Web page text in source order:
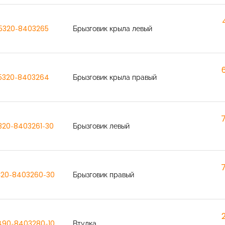
8403265 Брызговик крыла левый
8403264 Брызговик крыла правый
8403261-30 Брызговик левый
8403260-30 Брызговик правый